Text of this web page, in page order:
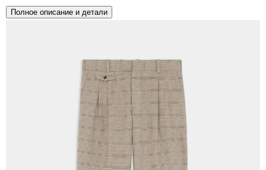
Полное описание и детали